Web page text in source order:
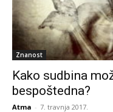
Znanost
Kako sudbina
bespoštedna?
Atma - 7. travnja 2017.